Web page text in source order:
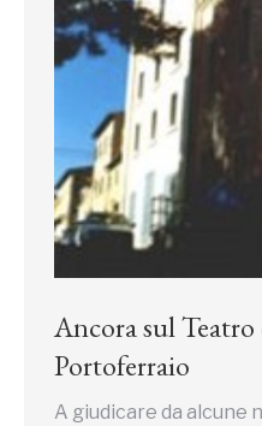
Ancora sul
Portoferraio
A giudicare da alcune